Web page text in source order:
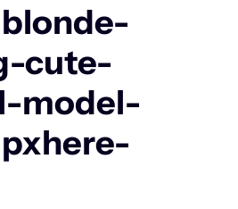
cute-
model-